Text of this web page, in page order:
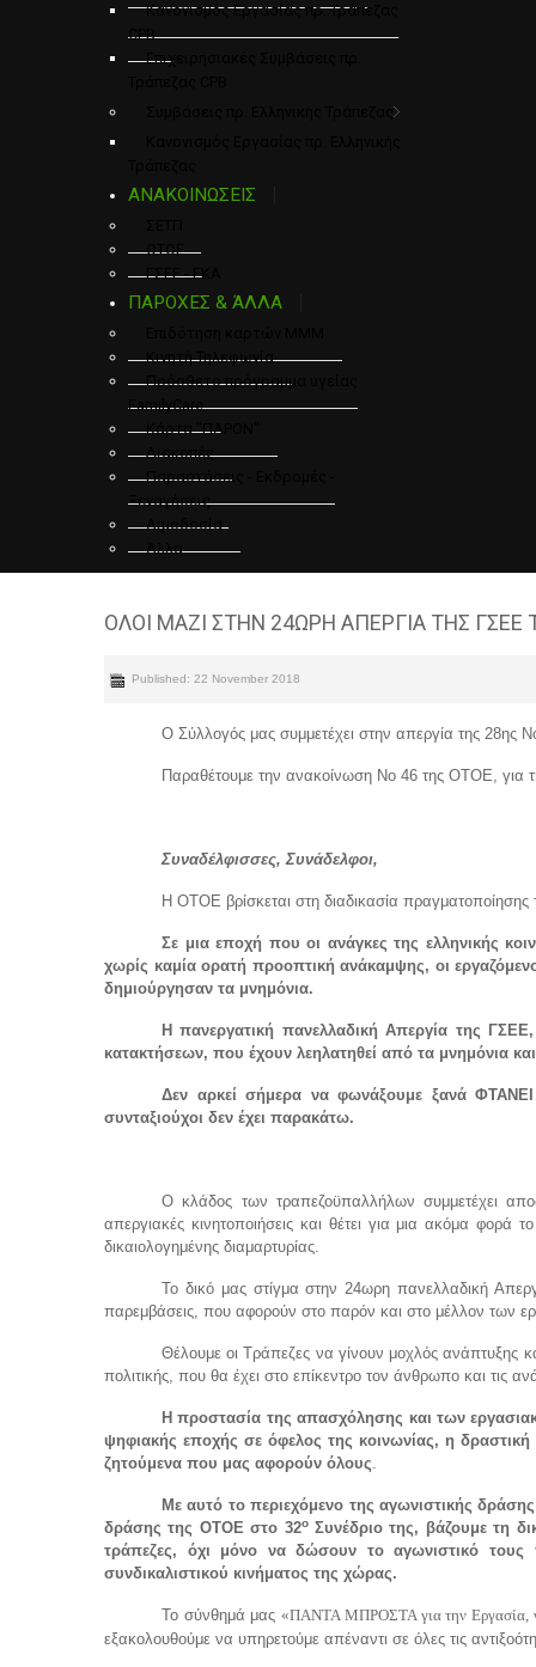
Κανονισμός Εργασίας πρ. Τράπεζας
CPB
Επιχειρησιακές Συμβάσεις πρ.
Συμβάσεις πρ. Ελληνικής Τράπεζας
ΑΝΑΚΟΙΝΩΣΕΙΣ
ΟΤΟΕ
ΓΣΕΕ - ΕΚΑ
ΠΑΡΟΧΕΣ & ΆΛΛΑ
Κινητή Τηλεφωνία
Πρόσθετο πρόγραμμα υγείας
FamilyCare
Κάρτα "ΠΑΡΟΝ"
Διακοπές
Παραστάσεις - Εκδρομές -
Ξεναγήσεις
Αιμοδοσία
Άλλα
ΟΛΟΙ ΜΑΖΙ ΣΤΗΝ 24ΩΡΗ ΑΠΕΡΓΙΑ ΤΗΣ
Published: 22 November 2018
Ο Σύλλογός μας συμμετέχει στην απεργία της 28ης
Παραθέτουμε την ανακοίνωση Νο 46 της ΟΤΟΕ, για
Συναδέλφισσες, Συνάδελφοι,
Η ΟΤΟΕ βρίσκεται στη διαδικασία πραγματοποίησης
Σε μια εποχή που οι ανάγκες της ελληνικής
χωρίς καμία ορατή προοπτική ανάκαμψης, οι
δημιούργησαν τα μνημόνια.
Η πανεργατική πανελλαδική Απεργία της
κατακτήσεων, που έχουν λεηλατηθεί από τα μνημόνια
Δεν αρκεί σήμερα να φωνάξουμε ξανά
συνταξιούχοι δεν έχει παρακάτω.
Ο κλάδος των τραπεζοϋπαλλήλων συμμετέχει
απεργιακές κινητοποιήσεις και θέτει για μια ακόμα φορά
δικαιολογημένης διαμαρτυρίας.
Το δικό μας στίγμα στην 24ωρη πανελλαδική
παρεμβάσεις, που αφορούν στο παρόν και στο μέλλον των
Θέλουμε οι Τράπεζες να γίνουν μοχλός ανάπτυξης
πολιτικής, που θα έχει στο επίκεντρο τον άνθρωπο και τις
Η προστασία της απασχόλησης και των
ψηφιακής εποχής σε όφελος της κοινωνίας, η
ζητούμενα που μας αφορούν όλους.
Με αυτό το περιεχόμενο της αγωνιστικής
δράσης της ΟΤΟΕ στο 32οΣυνέδριο της, βάζουμε τη
τράπεζες, όχι μόνο να δώσουν το αγωνιστικό
συνδικαλιστικού κινήματος της χώρας.
Το σύνθημά μας«ΠΑΝΤΑ ΜΠΡΟΣΤΑ για την Εργασία,
εξακολουθούμε να υπηρετούμε απέναντι σε όλες τις